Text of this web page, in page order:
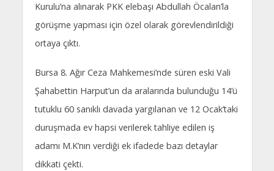
Kurulu’na alınarak PKK elebaşı Abdullah Öcalan’la
görüşme yapması için özel olarak görevlendirildiği
ortaya çıktı.
Bursa 8. Ağır Ceza Mahkemesi’nde süren eski Vali
Şahabettin Harput’un da aralarında bulunduğu 14’ü
tutuklu 60 sanıklı davada yargılanan ve 12 Ocak’taki
duruşmada ev hapsi verilerek tahliye edilen iş
adamı M.K’nın verdiği ek ifadede bazı detaylar
dikkati çekti.